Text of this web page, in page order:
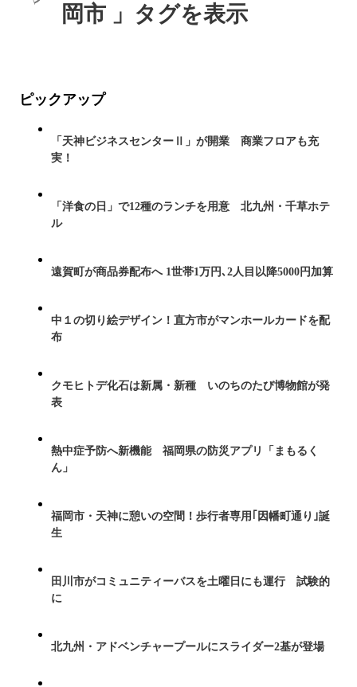
岡市 」タグを表示
ピックアップ
「天神ビジネスセンターⅡ」が開業 商業フロアも充
実！
「洋食の日」で12種のランチを用意 北九州・千草ホテ
ル
遠賀町が商品券配布へ 1世帯1万円､2人目以降5000円加算
中１の切り絵デザイン！直方市がマンホールカードを配
布
クモヒトデ化石は新属・新種 いのちのたび博物館が発
表
熱中症予防へ新機能 福岡県の防災アプリ「まもるく
ん」
福岡市・天神に憩いの空間！歩行者専用｢因幡町通り｣誕
生
田川市がコミュニティーバスを土曜日にも運行 試験的
に
北九州・アドベンチャープールにスライダー2基が登場